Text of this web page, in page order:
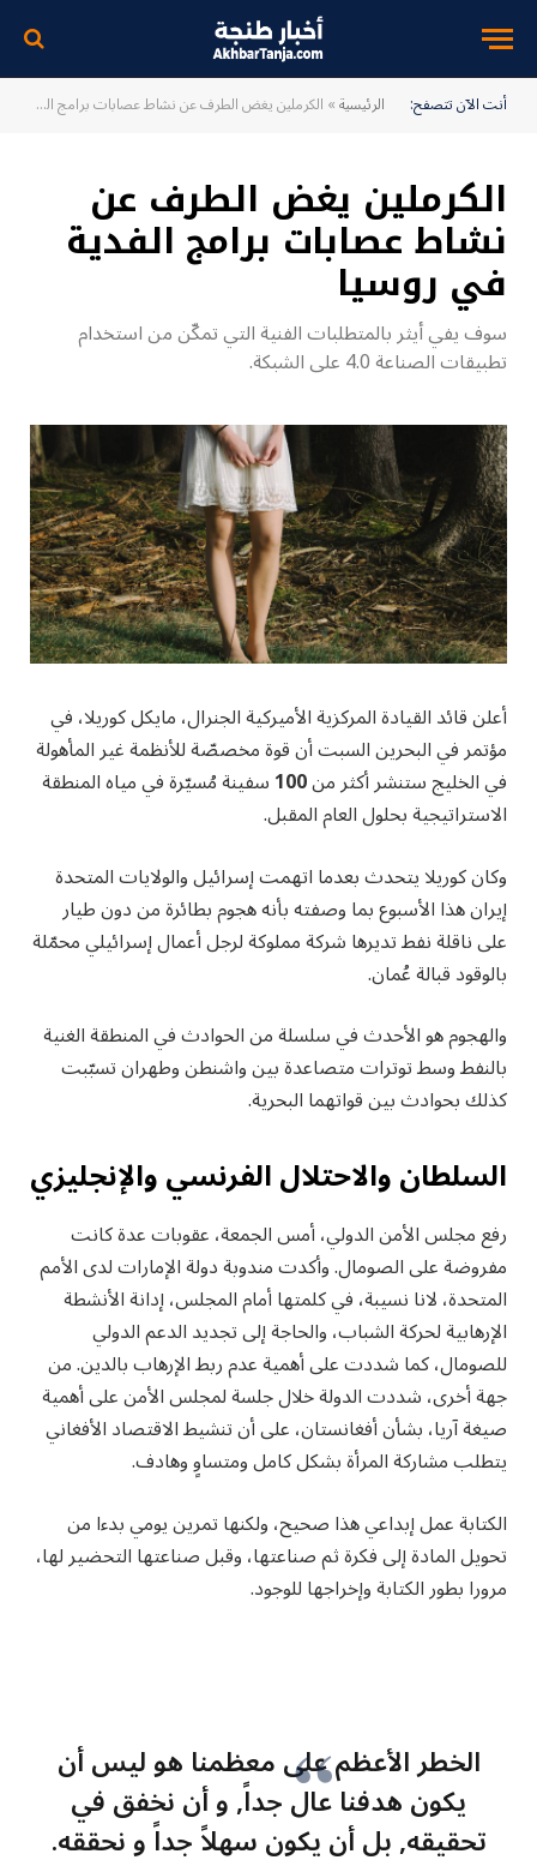
أنت الآن تتصفح: الرئيسية» الكرملين يغض الطرف عن نشاط عصابات برامج الفدية في روسيا
الكرملين يغض الطرف عن
نشاط عصابات برامج الفدية
في روسيا
سوف يفي أيثر بالمتطلبات الفنية التي تمكّن من استخدام
تطبيقات الصناعة 4.0 على الشبكة.
أعلن قائد القيادة المركزية الأميركية الجنرال، مايكل كوريلا، في
مؤتمر في البحرين السبت أن قوة مخصصّة للأنظمة غير المأهولة
في الخليج ستنشر أكثر من100سفينة مُسيّرة في مياه المنطقة
الاستراتيجية بحلول العام المقبل.
وكان كوريلا يتحدث بعدما اتهمت إسرائيل والولايات المتحدة
إيران هذا الأسبوع بما وصفته بأنه هجوم بطائرة من دون طيار
على ناقلة نفط تديرها شركة مملوكة لرجل أعمال إسرائيلي محمّلة
بالوقود قبالة عُمان.
والهجوم هو الأحدث في سلسلة من الحوادث في المنطقة الغنية
بالنفط وسط توترات متصاعدة بين واشنطن وطهران تسبّبت
كذلك بحوادث بين قواتهما البحرية.
السلطان والاحتلال الفرنسي والإنجليزي
رفع مجلس الأمن الدولي، أمس الجمعة، عقوبات عدة كانت
مفروضة على الصومال. وأكدت مندوبة دولة الإمارات لدى الأمم
المتحدة، لانا نسيبة، في كلمتها أمام المجلس، إدانة الأنشطة
الإرهابية لحركة الشباب، والحاجة إلى تجديد الدعم الدولي
للصومال، كما شددت على أهمية عدم ربط الإرهاب بالدين. من
جهة أخرى، شددت الدولة خلال جلسة لمجلس الأمن على أهمية
صيغة آريا، بشأن أفغانستان، على أن تنشيط الاقتصاد الأفغاني
يتطلب مشاركة المرأة بشكل كامل ومتساوٍ وهادف.
الكتابة عمل إبداعي هذا صحيح، ولكنها تمرين يومي بدءا من
تحويل المادة إلى فكرة ثم صناعتها، وقبل صناعتها التحضير لها،
مرورا بطور الكتابة وإخراجها للوجود.
الخطر الأعظم على معظمنا هو ليس أن
يكون هدفنا عال جداً, و أن نخفق في
تحقيقه, بل أن يكون سهلاً جداً و نحققه.